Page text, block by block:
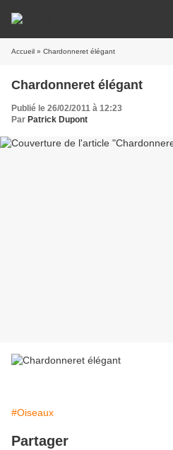
Accueil » Chardonneret élégant
Chardonneret élégant
Publié le 26/02/2011 à 12:23
Par Patrick Dupont
#Oiseaux
Partager